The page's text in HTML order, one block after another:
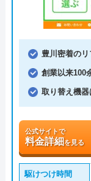
豊川密着の
創業以来100
取り替え機器
公式サイトで
料金詳細を見る
駆けつけ時間